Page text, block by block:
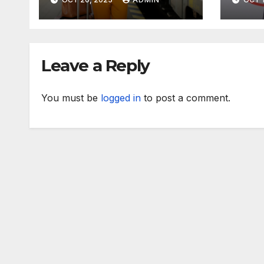
Stunning Cities
Leave a Reply
You must be logged in to post a comment.